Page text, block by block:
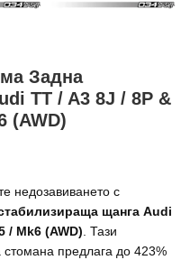
Задна
TT / A3 8J / 8P &
(AWD)
недозавиването с
щанга Audi
/ Mk6 (AWD). Тази
стомана предлага до 423%